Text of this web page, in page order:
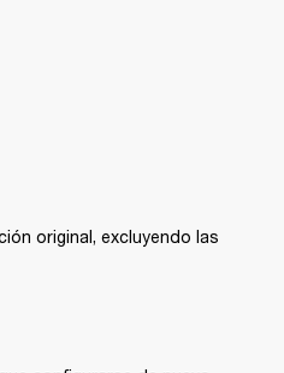
original, excluyendo las